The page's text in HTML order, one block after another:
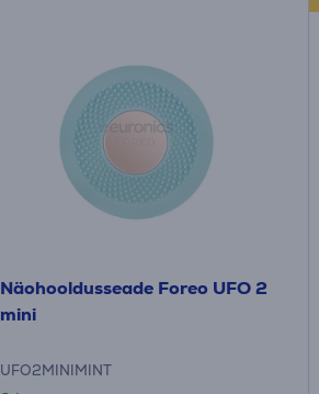
Näohooldusseade Foreo UFO 2
mini
UFO2MINIMINT